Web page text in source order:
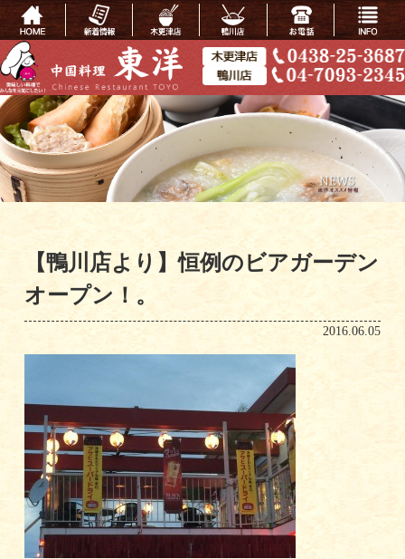
【鴨川店より】恒例のビアガーデン
オープン！。
2016.06.05